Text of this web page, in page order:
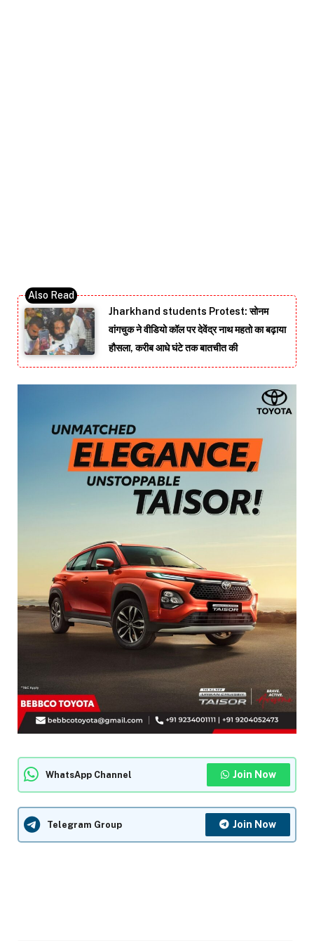
Jharkhand students Protest: सोनम
वांगचुक ने वीडियो कॉल पर देवेंद्र नाथ महतो का बढ़ाया
हौसला, करीब आधे घंटे तक बातचीत की
WhatsApp Channel Join Now
Telegram Group Join Now